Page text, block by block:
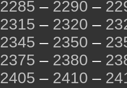
2285 – 2290 –
2315 – 2320 –
2345 – 2350 –
2375 – 2380 –
2405 – 2410 –